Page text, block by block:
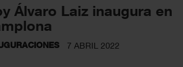
Álvaro Laiz inaugura en
7 ABRIL 2022